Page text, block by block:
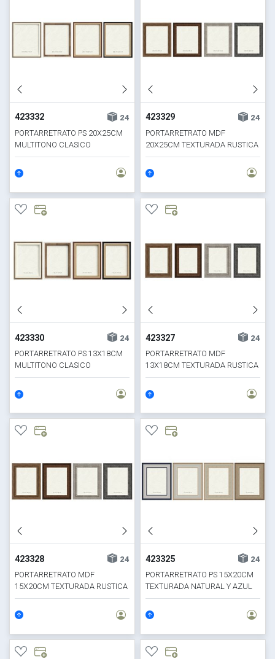
423332
24
PORTARRETRATO PS 20X25CM
MULTITONO CLASICO
423329
24
PORTARRETRATO MDF
20X25CM TEXTURADA RUSTICA
Y GRIS
423330
24
PORTARRETRATO PS 13X18CM
MULTITONO CLASICO
423327
24
PORTARRETRATO MDF
13X18CM TEXTURADA RUSTICA
Y GRIS
423328
24
PORTARRETRATO MDF
15X20CM TEXTURADA RUSTICA
Y GRIS
423325
24
PORTARRETRATO PS 15X20CM
TEXTURADA NATURAL Y AZUL